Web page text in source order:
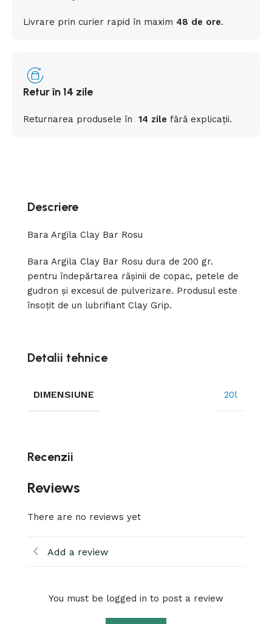
Livrare prin curier rapidîn maxim 48 de ore.
Retur în 14 zile
Returnarea produseleîn 14 zile fără explicații.
Descriere
Bara Argila Clay Bar Rosu
Bara Argila Clay Bar Rosu dura de 200 gr.
pentru îndepărtarea rășinii de copac, petele de
gudron și excesul de pulverizare. Produsul este
însoțit de un lubrifiant Clay Grip.
Detalii tehnice
DIMENSIUNE 20l
Recenzii
Reviews
There are no reviews yet
Add a review
You must be logged in to post a review